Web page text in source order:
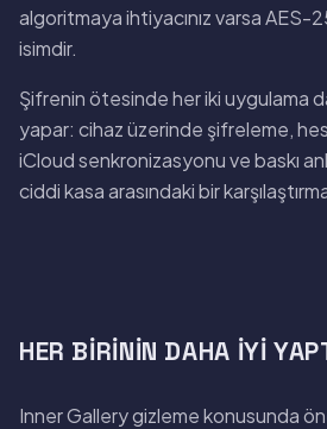
algoritmaya ihtiyacınız varsa AES-
isimdir.
Şifrenin ötesinde her iki uygulama
yapar: cihaz üzerinde şifreleme,
iCloud senkronizasyonu ve baskı
ciddi kasa arasındaki bir
HER BIRININ DAHA İYI
Inner Gallery gizleme konusunda